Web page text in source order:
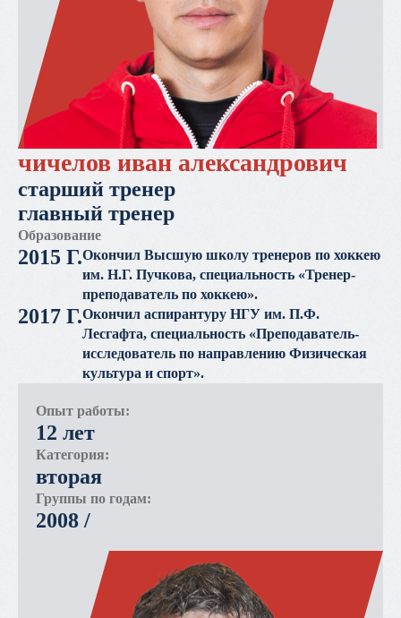
чичелов иван александрович
старший тренер
главный тренер
Образование
2015 Г.Окончил Высшую школу тренеров по хоккею
им. Н.Г. Пучкова, специальность «Тренер-
преподаватель по хоккею».
2017 Г.Окончил аспирантуру НГУ им. П.Ф.
Лесгафта, специальность «Преподаватель-
исследователь по направлению Физическая
культура и спорт».
Опыт работы:
12 лет
Категория:
вторая
Группы по годам:
2008 /